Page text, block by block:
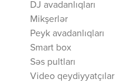
DJ avadanlıqları
Mikşerlər
Peyk avadanlıqları
Smart box
Səs pultları
Video qeydiyyatçılar